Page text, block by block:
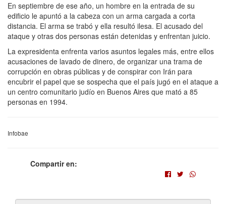
En septiembre de ese año, un hombre en la entrada de su
edificio le apuntó a la cabeza con un arma cargada a corta
distancia. El arma se trabó y ella resultó ilesa. El acusado del
ataque y otras dos personas están detenidas y enfrentan juicio.
La expresidenta enfrenta varios asuntos legales más, entre ellos
acusaciones de lavado de dinero, de organizar una trama de
corrupción en obras públicas y de conspirar con Irán para
encubrir el papel que se sospecha que el país jugó en el ataque a
un centro comunitario judío en Buenos Aires que mató a 85
personas en 1994.
Infobae
Compartir en: